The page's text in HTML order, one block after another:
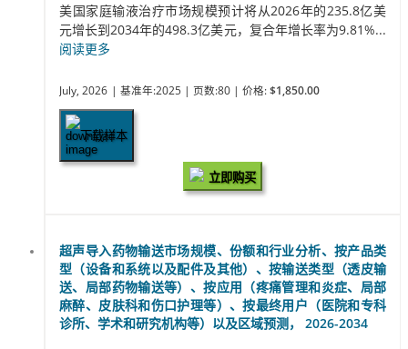
美国家庭输液治疗市场规模预计将从2026年的235.8亿美
元增长到2034年的498.3亿美元，复合年增长率为9.81%...
阅读更多
July, 2026 | 基准年:2025 | 页数:80 | 价格: $1,850.00
下载样本
立即购买
超声导入药物输送市场规模、份额和行业分析、按产品类
型（设备和系统以及配件及其他）、按输送类型（透皮输
送、局部药物输送等）、按应用（疼痛管理和炎症、局部
麻醉、皮肤科和伤口护理等）、按最终用户（医院和专科
诊所、学术和研究机构等）以及区域预测， 2026-2034